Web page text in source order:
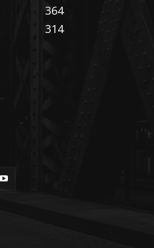
364
314